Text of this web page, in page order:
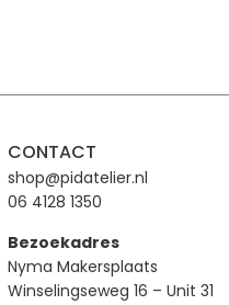
CONTACT
shop@pidatelier.nl
06 4128 1350
Bezoekadres
Nyma Makersplaats
Winselingseweg 16 – Unit 31